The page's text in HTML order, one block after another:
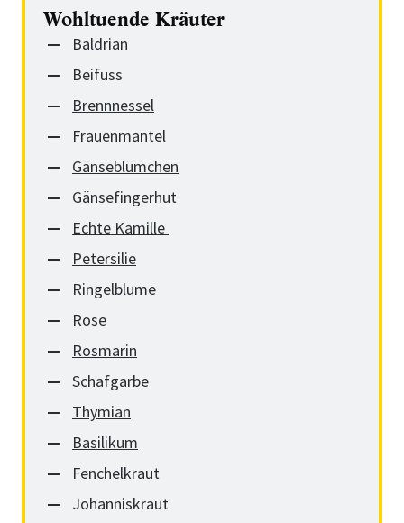
Wohltuende Kräuter
Baldrian
Beifuss
Brennnessel
Frauenmantel
Gänseblümchen
Gänsefingerhut
Echte Kamille
Petersilie
Ringelblume
Rose
Rosmarin
Schafgarbe
Thymian
Basilikum
Fenchelkraut
Johanniskraut